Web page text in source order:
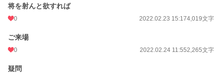
将を射んと欲すれば
0 2022.02.23 15:174,019文字
ご来場
0 2022.02.24 11:552,265文字
疑問